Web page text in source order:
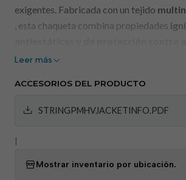
exigentes. Fabricada con un tejido
, esta chaqueta combina propiedades
con bandas retrorreflectantes de alta
trabajo exigentes.
Beneficios:
Alta visibilidad:tiras retrorreflectantes
Leer más
ACCESORIOS DEL PRODUCTO
STRINGPMHVJACKETINFO.PDF
|
Mostrar inventario por ubicación.